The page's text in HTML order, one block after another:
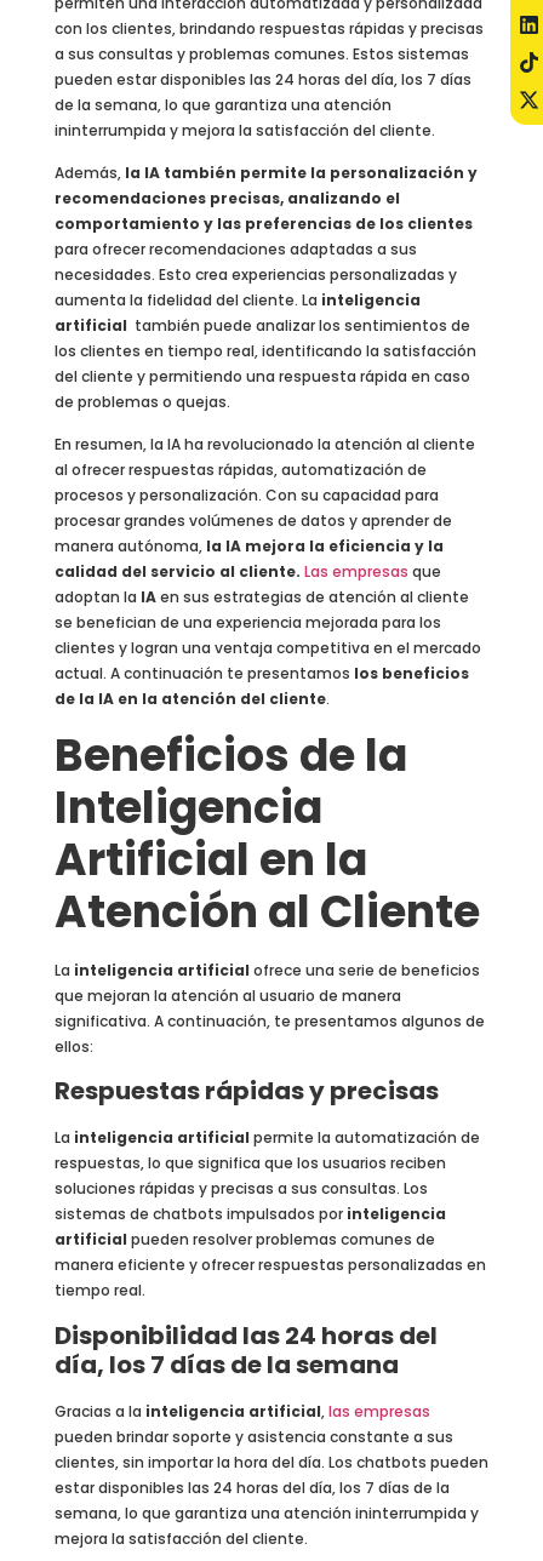
con los clientes, brindando respuestas rápidas y precisas
a sus consultas y problemas comunes. Estos sistemas
pueden estar disponibles las 24 horas del día, los 7 días
de la semana, lo que garantiza una atención
ininterrumpida y mejora la satisfacción del cliente.
Además,la IA también permite la personalización y
recomendaciones precisas, analizando el
comportamiento y las preferencias de los clientes
para ofrecer recomendaciones adaptadas a sus
necesidades. Esto crea experiencias personalizadas y
aumenta la fidelidad del cliente. La inteligencia
artificial también puede analizar los sentimientos de
los clientes en tiempo real, identificando la satisfacción
del cliente y permitiendo una respuesta rápida en caso
de problemas o quejas.
En resumen, la IA ha revolucionado la atención al cliente
al ofrecer respuestas rápidas, automatización de
procesos y personalización. Con su capacidad para
procesar grandes volúmenes de datos y aprender de
manera autónoma, la IA mejora la eficiencia y la
calidad del servicio al cliente. Las empresas que
adoptan la IAen sus estrategias de atención al cliente
se benefician de una experiencia mejorada para los
clientes y logran una ventaja competitiva en el mercado
actual. A continuación te presentamos los beneficios
de la IA en la atención del cliente.
Beneficios de la
Inteligencia
Artificial en la
Atención al Cliente
La inteligencia artificial ofrece una serie de beneficios
que mejoran la atención al usuario de manera
significativa. A continuación, te presentamos algunos de
ellos:
Respuestas rápidas y precisas
La inteligencia artificial permite la automatización de
respuestas, lo que significa que los usuarios reciben
soluciones rápidas y precisas a sus consultas. Los
sistemas de chatbots impulsados por inteligencia
artificial pueden resolver problemas comunes de
manera eficiente y ofrecer respuestas personalizadas en
tiempo real.
Disponibilidad las 24 horas del
día, los 7 días de la semana
Gracias a la inteligencia artificial,las empresas
pueden brindar soporte y asistencia constante a sus
clientes, sin importar la hora del día. Los chatbots pueden
estar disponibles las 24 horas del día, los 7 días de la
semana, lo que garantiza una atención ininterrumpida y
mejora la satisfacción del cliente.